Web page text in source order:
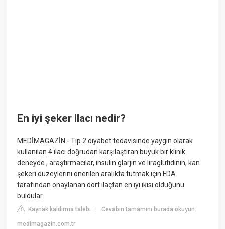
En iyi şeker ilacı nedir?
MEDİMAGAZİN - Tip 2 diyabet tedavisinde yaygın olarak
kullanılan 4 ilacı doğrudan karşılaştıran büyük bir klinik
deneyde , araştırmacılar, insülin glarjin ve liraglutidinin, kan
şekeri düzeylerini önerilen aralıkta tutmak için FDA
tarafından onaylanan dört ilaçtan en iyi ikisi olduğunu
buldular.
Kaynak kaldırma talebi |Cevabın tamamını burada okuyun:
medimagazin.com.tr